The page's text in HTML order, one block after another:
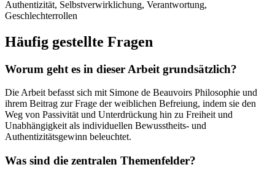
Authentizität, Selbstverwirklichung, Verantwortung,
Geschlechterrollen
Häufig gestellte Fragen
Worum geht es in dieser Arbeit grundsätzlich?
Die Arbeit befasst sich mit Simone de Beauvoirs Philosophie und
ihrem Beitrag zur Frage der weiblichen Befreiung, indem sie den
Weg von Passivität und Unterdrückung hin zu Freiheit und
Unabhängigkeit als individuellen Bewusstheits- und
Authentizitätsgewinn beleuchtet.
Was sind die zentralen Themenfelder?